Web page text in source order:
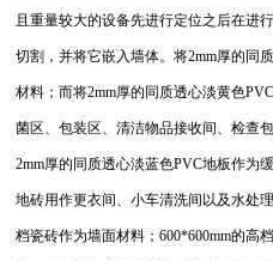
且重量较大的设备先进行定位之后在进
切割，并将它嵌入墙体。将2mm厚的同
材料；而将2mm厚的同质透心淡黄色
菌区、包装区、清洁物品接收间、检查
2mm厚的同质透心淡蓝色PVC地板作为
地砖用作更衣间、小车清洗间以及水处
档瓷砖作为墙面材料；600*600mm的高